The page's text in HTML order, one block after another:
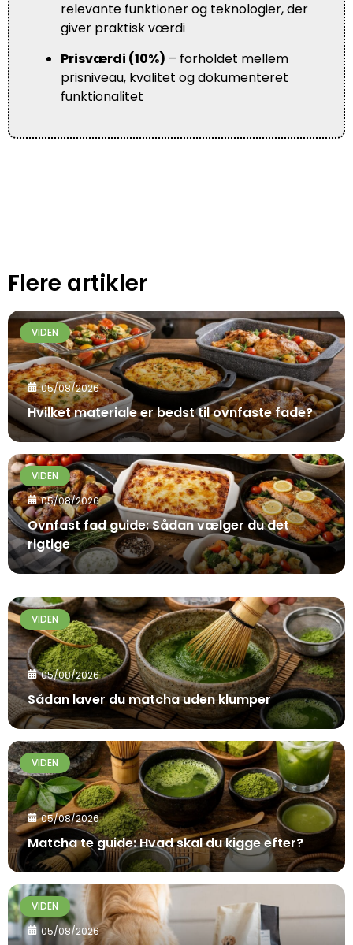
relevante funktioner og teknologier, der
giver praktisk værdi
Prisværdi (10%) – forholdet mellem
prisniveau, kvalitet og dokumenteret
funktionalitet
Flere artikler
VIDEN
05/08/2026
Hvilket materiale er bedst til ovnfaste fade?
VIDEN
05/08/2026
Ovnfast fad guide: Sådan vælger du det
rigtige
VIDEN
05/08/2026
Sådan laver du matcha uden klumper
VIDEN
05/08/2026
Matcha te guide: Hvad skal du kigge efter?
VIDEN
05/08/2026